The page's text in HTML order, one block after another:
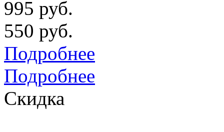
995 руб.
550 руб.
Подробнее
Подробнее
Скидка